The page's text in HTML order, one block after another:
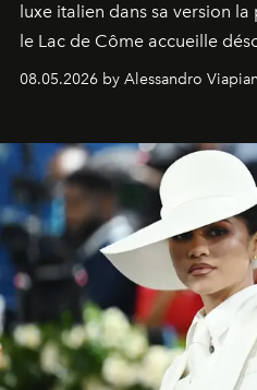
luxe italien dans sa version
le Lac de Côme accueille
signe un takeover entre
fragrances. L’une des
08.05.2026 by Alessandro